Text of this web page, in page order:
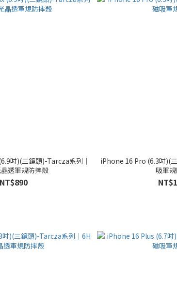
吋)(三鏡頭)-Tarcza系列｜
透軍規防摔殼
NT$890
iPhone 16 Pro (6.3吋)(
吸軍